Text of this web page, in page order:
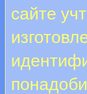
сайте